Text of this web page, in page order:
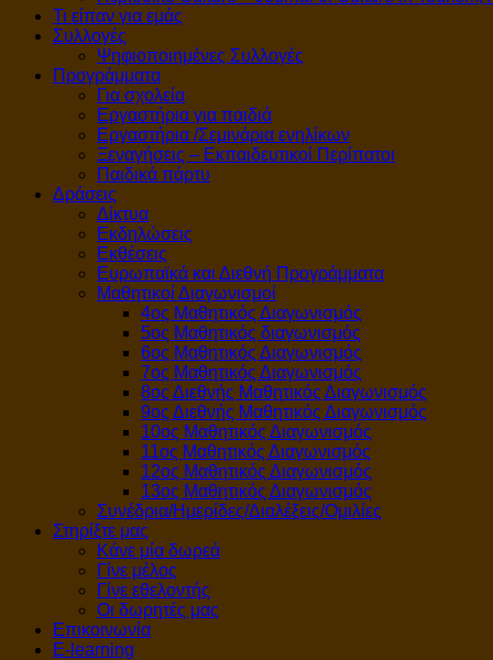
Τι είπαν για εμάς
Συλλογές
Ψηφιοποιημένες Συλλογές
Προγράμματα
Για σχολεία
Εργαστήρια για παιδιά
Εργαστήρια /Σεμινάρια ενηλίκων
Ξεναγήσεις – Εκπαιδευτικοί Περίπατοι
Παιδικά πάρτυ
Δράσεις
Δίκτυα
Εκδηλώσεις
Εκθέσεις
Ευρωπαϊκά και Διεθνή Προγράμματα
Μαθητικοί Διαγωνισμοί
4ος Μαθητικός Διαγωνισμός
5ος Μαθητικός διαγωνισμός
6ος Μαθητικός Διαγωνισμός
7ος Μαθητικός Διαγωνισμός
8ος Διεθνής Μαθητικός Διαγωνισμός
9ος Διεθνής Μαθητικός Διαγωνισμός
10ος Μαθητικός Διαγωνισμός
11ος Μαθητικός Διαγωνισμός
12ος Μαθητικός Διαγωνισμός
13ος Μαθητικός Διαγωνισμός
Συνέδρια/Ημερίδες/Διαλέξεις/Ομιλίες
Στηρίξτε μας
Κάνε μία δωρεά
Γίνε μέλος
Γίνε εθελοντής
Οι δωρητές μας
Επικοινωνία
E-learning